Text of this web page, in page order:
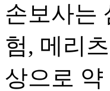
손보사는
험, 메리
상으로